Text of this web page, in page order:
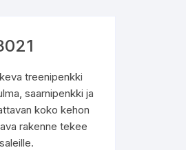
treenipenkki
saarnipenkki ja
koko kehon
rakenne tekee